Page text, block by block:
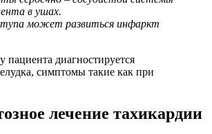
в ушах.
может развиться инфаркт
диагностируется
симптомы такие как при
лечение тахикардии